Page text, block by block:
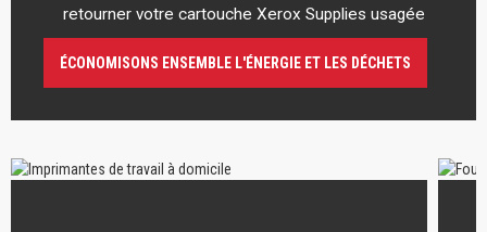
retourner votre cartouche Xerox Supplies usagée
ÉCONOMISONS ENSEMBLE L'ÉNERGIE ET LES DÉCHETS